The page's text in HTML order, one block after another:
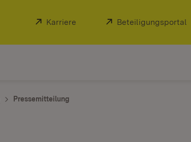
Extern:
Karriere (Öffnet in neuem Fenster)
Extern:
Beteiligungsportal
Pressemitteilung